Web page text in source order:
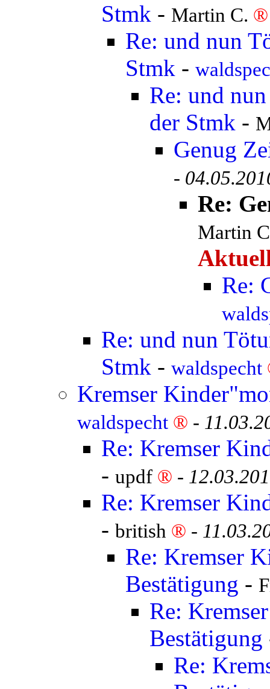
Stmk - Martin C. ®
Re: und nun
Stmk -
Re: und
der Stmk -
Genug
-
Re:
Martin
Re:
Re: und nun
Stmk - waldspecht
Kremser
waldspecht ® -
Re: Kremser
- updf ® -
Re: Kremser
- british ® -
Re: Kremser
Bestätigung -
Re:
Bestätigung
Re: